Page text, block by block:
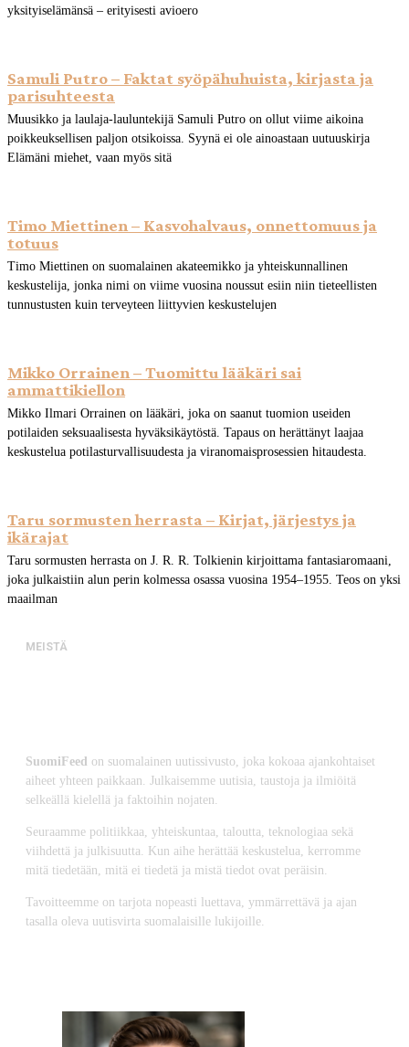
yksityiselämänsä – erityisesti avioero
Samuli Putro – Faktat syöpähuhuista, kirjasta ja
parisuhteesta
Muusikko ja laulaja-lauluntekijä Samuli Putro on ollut viime aikoina
poikkeuksellisen paljon otsikoissa. Syynä ei ole ainoastaan uutuuskirja
Elämäni miehet, vaan myös sitä
Timo Miettinen – Kasvohalvaus, onnettomuus ja
totuus
Timo Miettinen on suomalainen akateemikko ja yhteiskunnallinen
keskustelija, jonka nimi on viime vuosina noussut esiin niin tieteellisten
tunnustusten kuin terveyteen liittyvien keskustelujen
Mikko Orrainen – Tuomittu lääkäri sai
ammattikiellon
Mikko Ilmari Orrainen on lääkäri, joka on saanut tuomion useiden
potilaiden seksuaalisesta hyväksikäytöstä. Tapaus on herättänyt laajaa
keskustelua potilasturvallisuudesta ja viranomaisprosessien hitaudesta.
Taru sormusten herrasta – Kirjat, järjestys ja
ikärajat
Taru sormusten herrasta on J. R. R. Tolkienin kirjoittama fantasiaromaani,
joka julkaistiin alun perin kolmessa osassa vuosina 1954–1955. Teos on yksi
maailman
MEISTÄ
SuomiFeed on suomalainen uutissivusto, joka kokoaa ajankohtaiset
aiheet yhteen paikkaan. Julkaisemme uutisia, taustoja ja ilmiöitä
selkeällä kielellä ja faktoihin nojaten.
Seuraamme politiikkaa, yhteiskuntaa, taloutta, teknologiaa sekä
viihdettä ja julkisuutta. Kun aihe herättää keskustelua, kerromme
mitä tiedetään, mitä ei tiedetä ja mistä tiedot ovat peräisin.
Tavoitteemme on tarjota nopeasti luettava, ymmärrettävä ja ajan
tasalla oleva uutisvirta suomalaisille lukijoille.